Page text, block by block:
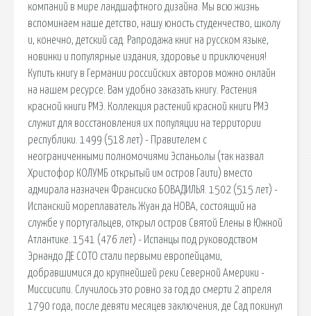
компаний в мире ландшафтного дизайна. Мы всю жизнь
вспоминаем наше детство, нашу юность студенчество, школу
и, конечно, детский сад. Рапродажа книг на русском языке,
новинки и популярные издания, здоровье и приключения!
Купить книгу в Германии российских авторов можно онлайн
на нашем ресурсе. Вам удобно заказать книгу. Растения
красной книги РМЭ. Коллекция растений красной книги РМЭ
служит для восстановления их популяции на территории
республики. 1499 (518 лет) - Правителем с
неограниченными полномочиями Эспаньолы (так назвал
Христофор КОЛУМБ открытый им остров Гаити) вместо
адмирала назначен Франсиско БОВАДИЛЬЯ. 1502 (515 лет) -
Испанский мореплаватель Жуан да НОВА, состоящий на
службе у португальцев, открыл остров Святой Елены в Южной
Атлантике. 1541 (476 лет) - Испанцы под руководством
Эрнандо ДЕ СОТО стали первыми европейцами,
добравшимися до крупнейшей реки Северной Америки -
Миссисипи. Случилось это ровно за год до смерти 2 апреля
1790 года, после девяти месяцев заключения, де Сад покинул